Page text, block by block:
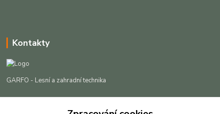
Kontakty
GARFO - Lesní a zahradní technika